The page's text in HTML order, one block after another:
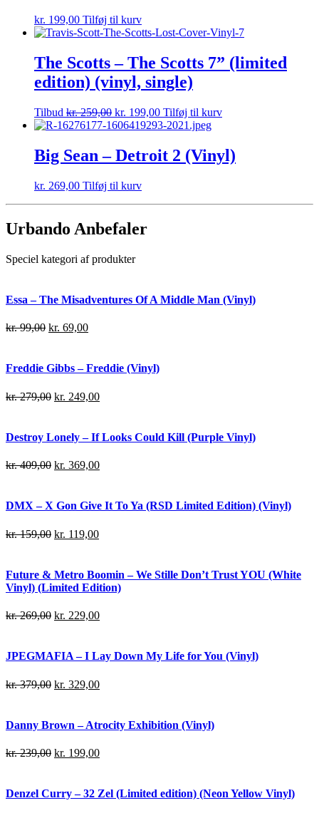
kr. 199,00 Tilføj til kurv
The Scotts – The Scotts 7” (limited
edition) (vinyl, single)
Tilbud kr.259,00 kr. 199,00 Tilføj til kurv
Big Sean – Detroit 2 (Vinyl)
kr. 269,00 Tilføj til kurv
Urbando Anbefaler
Speciel kategori af produkter
Essa – The Misadventures Of A Middle Man (Vinyl)
kr.99,00 kr. 69,00
Freddie Gibbs – Freddie (Vinyl)
kr.279,00 kr. 249,00
Destroy Lonely – If Looks Could Kill (Purple Vinyl)
kr.409,00 kr. 369,00
DMX – X Gon Give It To Ya (RSD Limited Edition) (Vinyl)
kr.159,00 kr. 119,00
Future & Metro Boomin – We Stille Don’t Trust YOU (White
Vinyl) (Limited Edition)
kr.269,00 kr. 229,00
JPEGMAFIA – I Lay Down My Life for You (Vinyl)
kr.379,00 kr. 329,00
Danny Brown – Atrocity Exhibition (Vinyl)
kr.239,00 kr. 199,00
Denzel Curry – 32 Zel (Limited edition) (Neon Yellow Vinyl)